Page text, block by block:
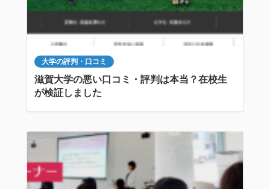
大学の評判・口コミ
滋賀大学の悪い口コミ・評判は本当？在校生
が検証しました